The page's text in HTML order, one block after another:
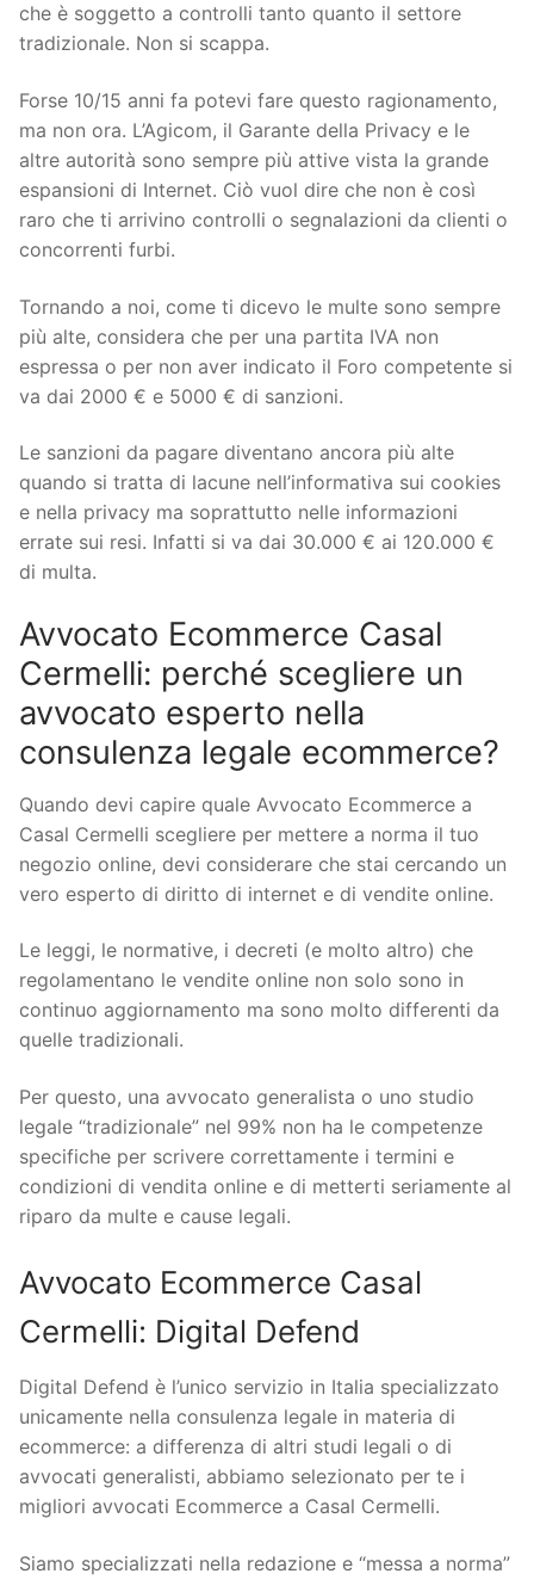
che è soggetto a controlli tanto quanto il settore
tradizionale. Non si scappa.
Forse 10/15 anni fa potevi fare questo ragionamento,
ma non ora. L’Agicom, il Garante della Privacy e le
altre autorità sono sempre più attive vista la grande
espansioni di Internet. Ciò vuol dire che non è così
raro che ti arrivino controlli o segnalazioni da clienti o
concorrenti furbi.
Tornando a noi, come ti dicevo le multe sono sempre
più alte, considera che per una partita IVA non
espressa o per non aver indicato il Foro competente si
va dai 2000 € e 5000 € di sanzioni.
Le sanzioni da pagare diventano ancora più alte
quando si tratta di lacune nell’informativa sui cookies
e nella privacy ma soprattutto nelle informazioni
errate sui resi. Infatti si va dai 30.000 € ai 120.000 €
di multa.
Avvocato Ecommerce Casal
Cermelli: perché scegliere un
avvocato esperto nella
consulenza legale ecommerce?
Quando devi capire quale Avvocato Ecommerce a
Casal Cermelli scegliere per mettere a norma il tuo
negozio online, devi considerare che stai cercando un
vero esperto di diritto di internet e di vendite online.
Le leggi, le normative, i decreti (e molto altro) che
regolamentano le vendite online non solo sono in
continuo aggiornamento ma sono molto differenti da
quelle tradizionali.
Per questo, una avvocato generalista o uno studio
legale “tradizionale” nel 99% non ha le competenze
specifiche per scrivere correttamente i termini e
condizioni di vendita online e di metterti seriamente al
riparo da multe e cause legali.
Avvocato Ecommerce Casal
Cermelli: Digital Defend
Digital Defend è l’unico servizio in Italia specializzato
unicamente nella consulenza legale in materia di
ecommerce: a differenza di altri studi legali o di
avvocati generalisti, abbiamo selezionato per te i
migliori avvocati Ecommerce a Casal Cermelli.
Siamo specializzati nella redazione e “messa a norma”